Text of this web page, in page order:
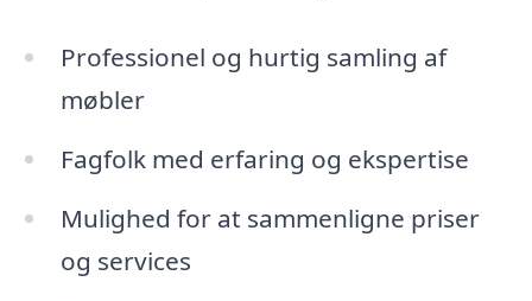
Professionel og hurtig samling af
møbler
Fagfolk med erfaring og ekspertise
Mulighed for at sammenligne priser
og services